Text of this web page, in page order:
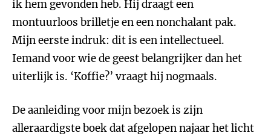
ik hem gevonden heb. Hij draagt een
montuurloos brilletje en een nonchalant pak.
Mijn eerste indruk: dit is een intellectueel.
Iemand voor wie de geest belangrijker dan het
uiterlijk is. ‘Koffie?’ vraagt hij nogmaals.
De aanleiding voor mijn bezoek is zijn
alleraardigste boek dat afgelopen najaar het licht